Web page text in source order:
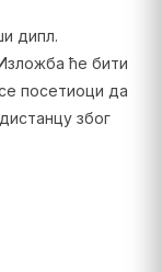
дипл.
ће бити
посетиоци да
због